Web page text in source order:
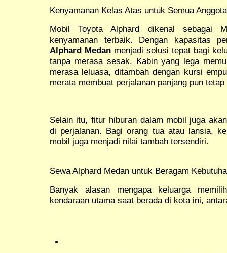
Kenyamanan Kelas Atas untuk Semua
Mobil Toyota Alphard dikenal sebagai
kenyamanan terbaik. Dengan kapasitas
Alphard Medanmenjadi solusi tepat bagi
tanpa merasa sesak. Kabin yang lega
merasa leluasa, ditambah dengan kursi
merata membuat perjalanan panjang pun
Selain itu, fitur hiburan dalam mobil juga
di perjalanan. Bagi orang tua atau lansia,
mobil juga menjadi nilai tambah tersendiri.
Sewa Alphard Medan untuk Beragam
Banyak alasan mengapa keluarga
kendaraan utama saat berada di kota ini,